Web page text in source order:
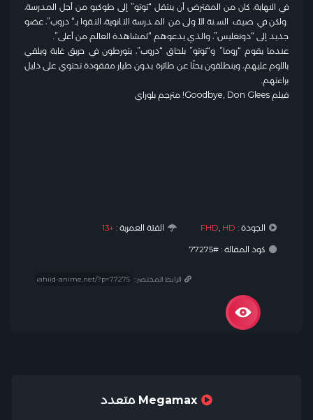
في النهاية، كان من المفترض أن ينتقل “توتو” إلى طوكيو من أجل المدرسة،
ولكن في صيف السنة الأولى من المدرسة الثانوية، التقوا بـ“دروب”، عضو
جديد إلى “دونغليس”، والذي يدعوهم “لمشاهدة العالم من أعلى”.
عندما يقوم “روما” و“توتو” بلحاق “دروب”، يتورطون في حريق غابة ويلقي
باللوم عليهم، وينطلقون بحثًا عن طائرة بدون طيار مفقودة تحتوي على دليل
براءتهم.
فيلم Goodbye, Don Glees! مترجم بلوراي
الجودة : FHD, HD الفئة العمرية : +13
كود المقالة : #77275
الرابط المختصر :